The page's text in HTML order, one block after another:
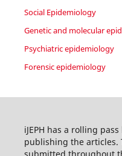
Social Epidemiology
Genetic and molecular
Psychiatric epidemiology
Forensic epidemiology
iJEPH has a rolling
publishing the articles.